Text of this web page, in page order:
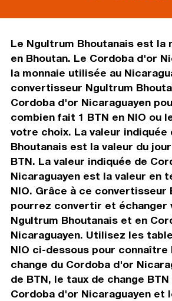
Le Ngultrum Bhoutanais est la
en Bhoutan. Le Cordoba d'or
la monnaie utilisée au
convertisseur Ngultrum
Cordoba d'or Nicaraguayen
combien fait 1 BTN en NIO ou
votre choix. La valeur indiquée
Bhoutanais est la valeur du
BTN. La valeur indiquée de
Nicaraguayen est la valeur en
NIO. Grâce à ce convertisseur
pourrez convertir et échanger
Ngultrum Bhoutanais et en
Nicaraguayen. Utilisez les
NIO ci-dessous pour connaître
change du Cordoba d'or
de BTN, le taux de change
Cordoba d'or Nicaraguayen et